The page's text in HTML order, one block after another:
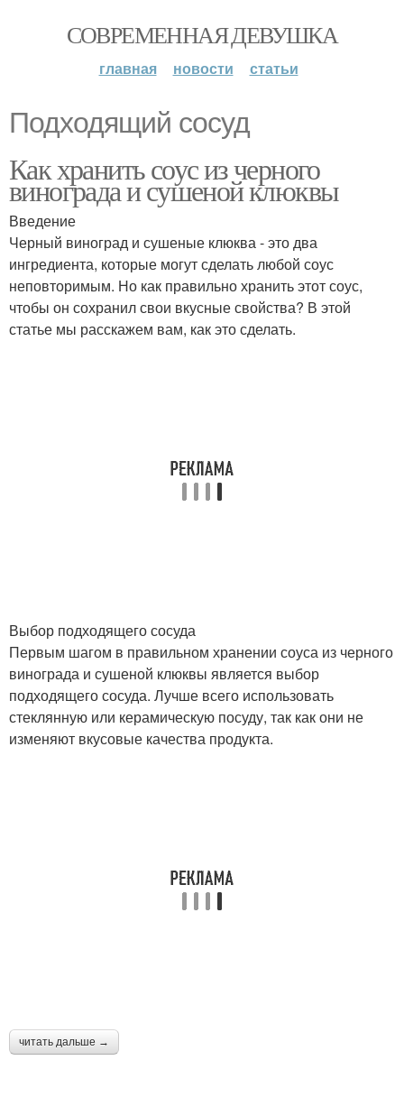
СОВРЕМЕННАЯ ДЕВУШКА
главная новости статьи
Подходящий сосуд
Как хранить соус из черного
винограда и сушеной клюквы
Введение
Черный виноград и сушеные клюква - это два
ингредиента, которые могут сделать любой соус
неповторимым. Но как правильно хранить этот соус,
чтобы он сохранил свои вкусные свойства? В этой
статье мы расскажем вам, как это сделать.
Выбор подходящего сосуда
Первым шагом в правильном хранении соуса из черного
винограда и сушеной клюквы является выбор
подходящего сосуда. Лучше всего использовать
стеклянную или керамическую посуду, так как они не
изменяют вкусовые качества продукта.
читать дальше →